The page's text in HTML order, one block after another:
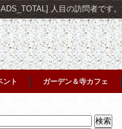
人目の訪問者です。
ント ガーデン＆寺カフェ